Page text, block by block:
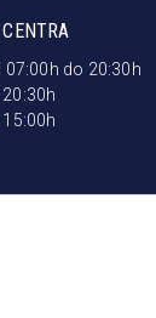
07:00h do 20:30h